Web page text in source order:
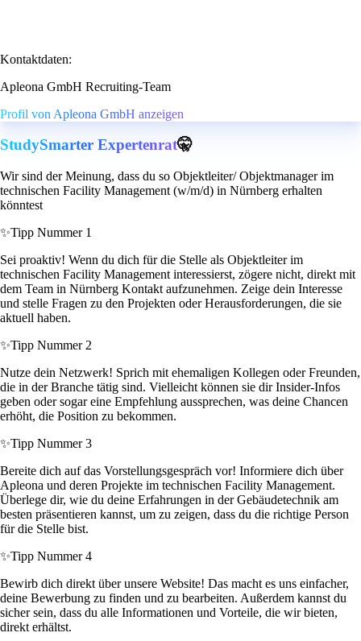
Kontaktdaten:
Apleona GmbH Recruiting-Team
Profil von Apleona GmbH anzeigen
StudySmarter Expertenrat🤫
Wir sind der Meinung, dass du so Objektleiter/ Objektmanager im
technischen Facility Management (w/m/d) in Nürnberg erhalten
könntest
✨Tipp Nummer 1
Sei proaktiv! Wenn du dich für die Stelle als Objektleiter im
technischen Facility Management interessierst, zögere nicht, direkt mit
dem Team in Nürnberg Kontakt aufzunehmen. Zeige dein Interesse
und stelle Fragen zu den Projekten oder Herausforderungen, die sie
aktuell haben.
✨Tipp Nummer 2
Nutze dein Netzwerk! Sprich mit ehemaligen Kollegen oder Freunden,
die in der Branche tätig sind. Vielleicht können sie dir Insider-Infos
geben oder sogar eine Empfehlung aussprechen, was deine Chancen
erhöht, die Position zu bekommen.
✨Tipp Nummer 3
Bereite dich auf das Vorstellungsgespräch vor! Informiere dich über
Apleona und deren Projekte im technischen Facility Management.
Überlege dir, wie du deine Erfahrungen in der Gebäudetechnik am
besten präsentieren kannst, um zu zeigen, dass du die richtige Person
für die Stelle bist.
✨Tipp Nummer 4
Bewirb dich direkt über unsere Website! Das macht es uns einfacher,
deine Bewerbung zu finden und zu bearbeiten. Außerdem kannst du
sicher sein, dass du alle Informationen und Vorteile, die wir bieten,
direkt erhältst.